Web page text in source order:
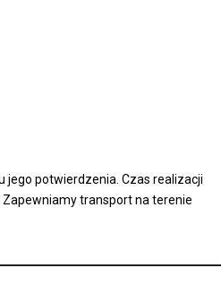
jego potwierdzenia. Czas realizacji
Zapewniamy transport na terenie